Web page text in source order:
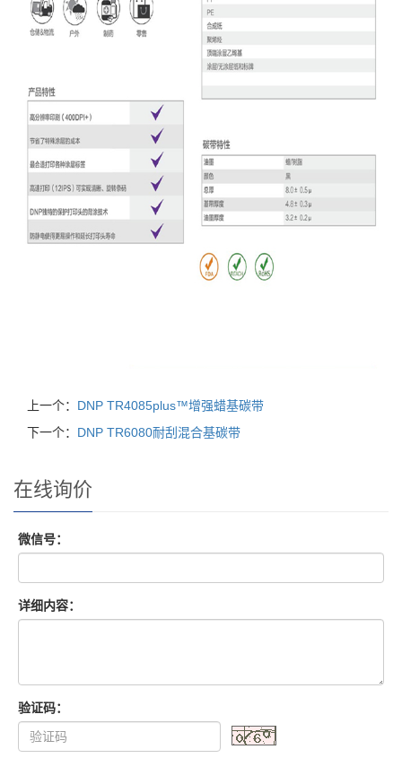
上一个： DNP TR4085plus™增强蜡基碳带
下一个： DNP TR6080耐刮混合基碳带
在线询价
微信号：
详细内容：
验证码：